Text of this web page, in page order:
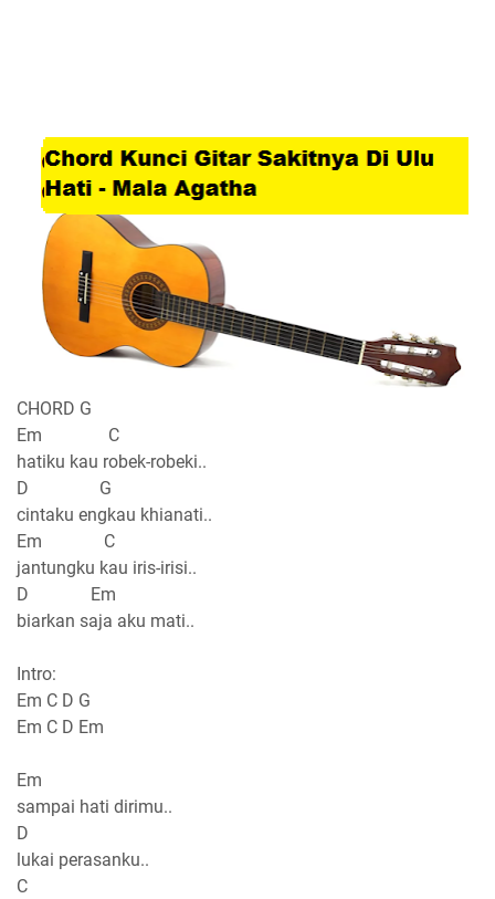
CHORD G
Em C
hatiku kau robek-robeki..
D G
cintaku engkau khianati..
Em C
jantungku kau iris-irisi..
D Em
biarkan saja aku mati..
Intro:
Em C D G
Em C D Em
Em
sampai hati dirimu..
D
lukai perasanku..
C